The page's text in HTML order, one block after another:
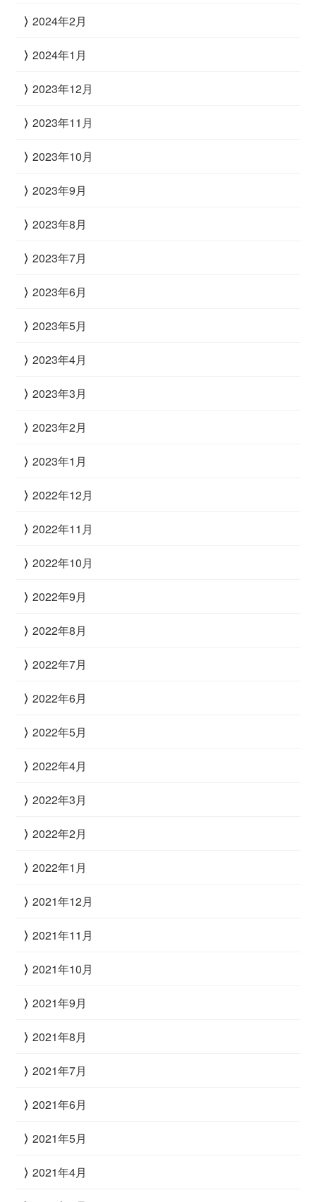
2024年2月
2024年1月
2023年12月
2023年11月
2023年10月
2023年9月
2023年8月
2023年7月
2023年6月
2023年5月
2023年4月
2023年3月
2023年2月
2023年1月
2022年12月
2022年11月
2022年10月
2022年9月
2022年8月
2022年7月
2022年6月
2022年5月
2022年4月
2022年3月
2022年2月
2022年1月
2021年12月
2021年11月
2021年10月
2021年9月
2021年8月
2021年7月
2021年6月
2021年5月
2021年4月